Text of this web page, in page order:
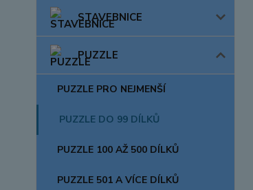
STAVEBNICE
PUZZLE
PUZZLE PRO NEJMENŠÍ
PUZZLE DO 99 DÍLKŮ
PUZZLE 100 AŽ 500 DÍLKŮ
PUZZLE 501 A VÍCE DÍLKŮ